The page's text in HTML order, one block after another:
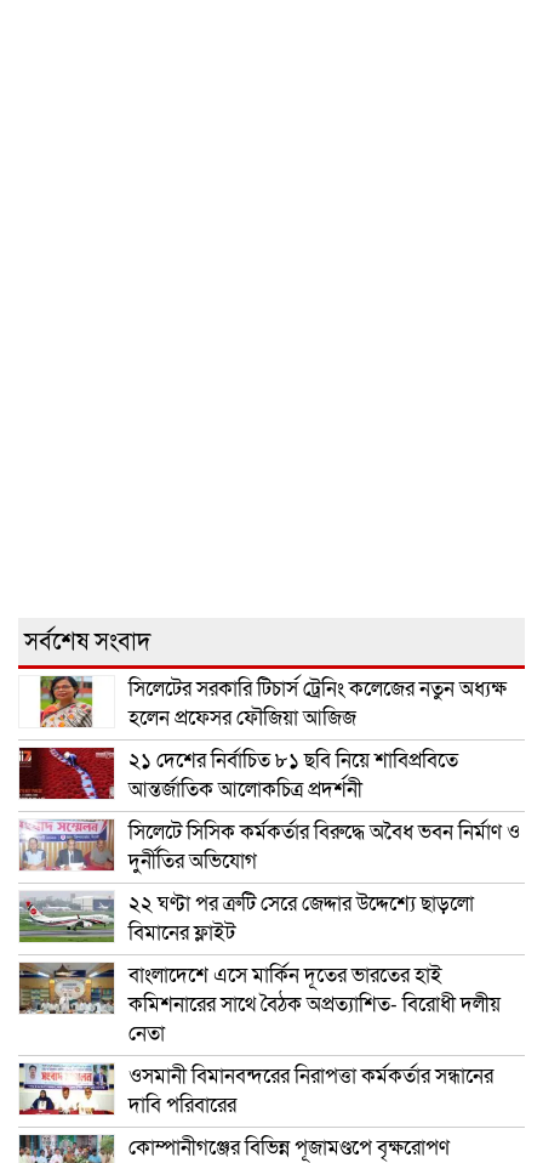
সর্বশেষ সংবাদ
সিলেটের সরকারি টিচার্স ট্রেনিং কলেজের নতুন অধ্যক্ষ
হলেন প্রফেসর ফৌজিয়া আজিজ
২১ দেশের নির্বাচিত ৮১ ছবি নিয়ে শাবিপ্রবিতে
আন্তর্জাতিক আলোকচিত্র প্রদর্শনী
সিলেটে সিসিক কর্মকর্তার বিরুদ্ধে অবৈধ ভবন নির্মাণ ও
দুর্নীতির অভিযোগ
২২ ঘণ্টা পর ত্রুটি সেরে জেদ্দার উদ্দেশ্যে ছাড়লো
বিমানের ফ্লাইট
বাংলাদেশে এসে মার্কিন দূতের ভারতের হাই
কমিশনারের সাথে বৈঠক অপ্রত্যাশিত- বিরোধী দলীয়
নেতা
ওসমানী বিমানবন্দরের নিরাপত্তা কর্মকর্তার সন্ধানের
দাবি পরিবারের
কোম্পানীগঞ্জের বিভিন্ন পূজামণ্ডপে বৃক্ষরোপণ